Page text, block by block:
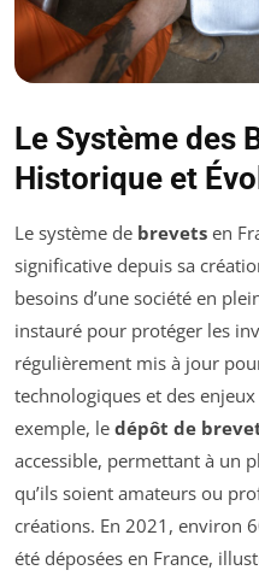
Le Système des
Historique et
Le système de brevets en
significative depuis sa
besoins d’une société en
instauré pour protéger les
régulièrement mis à jour
technologiques et des
exemple, le dépôt de
accessible, permettant à un
qu’ils soient amateurs ou
créations. En 2021, environ
été déposées en France,